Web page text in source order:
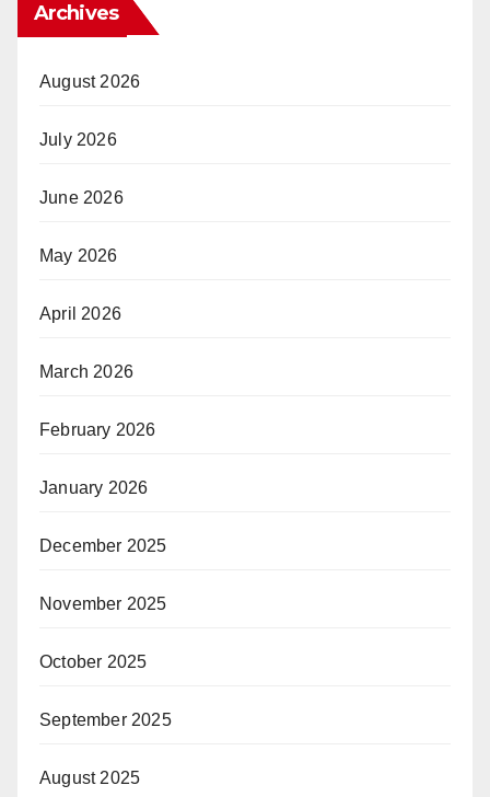
Archives
August 2026
July 2026
June 2026
May 2026
April 2026
March 2026
February 2026
January 2026
December 2025
November 2025
October 2025
September 2025
August 2025